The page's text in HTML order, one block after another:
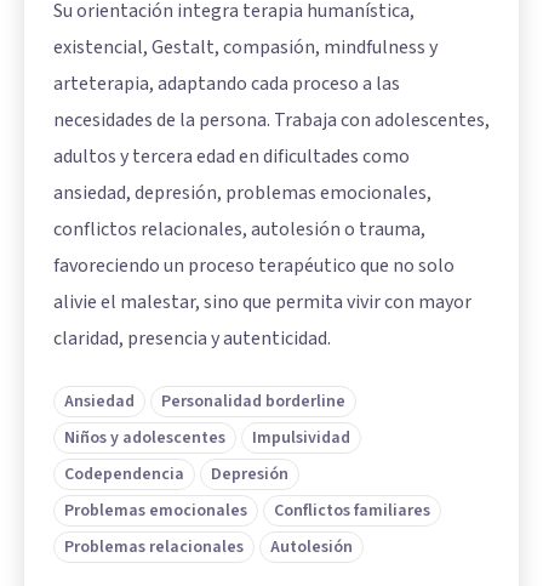
Su orientación integra terapia humanística,
existencial, Gestalt, compasión, mindfulness y
arteterapia, adaptando cada proceso a las
necesidades de la persona. Trabaja con adolescentes,
adultos y tercera edad en dificultades como
ansiedad, depresión, problemas emocionales,
conflictos relacionales, autolesión o trauma,
favoreciendo un proceso terapéutico que no solo
alivie el malestar, sino que permita vivir con mayor
claridad, presencia y autenticidad.
Ansiedad
Personalidad borderline
Niños y adolescentes
Impulsividad
Codependencia
Depresión
Problemas emocionales
Conflictos familiares
Problemas relacionales
Autolesión